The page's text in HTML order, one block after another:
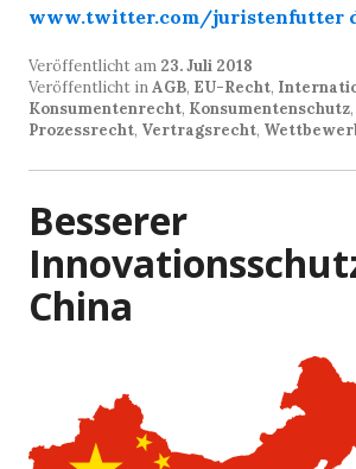
www.twitter.com/juristenfutter
Veröffentlicht am 23. Juli 2018
Veröffentlicht inAGB, EU-Recht,
Konsumentenrecht, Konsumentenschutz,
Prozessrecht, Vertragsrecht,
Besserer
China